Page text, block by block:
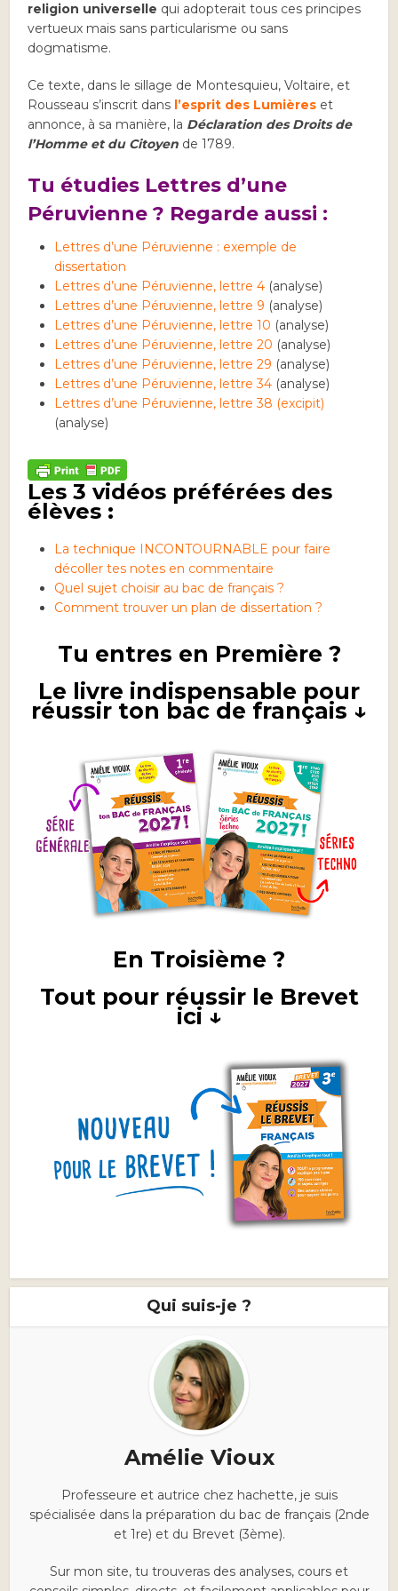
religion universelle qui adopterait tous ces principes
vertueux mais sans particularisme ou sans
dogmatisme.
Ce texte, dans le sillage de Montesquieu, Voltaire, et
Rousseau s’inscrit dans l’esprit des Lumières et
annonce, à sa manière, la Déclaration des Droits de
l’Homme et du Citoyen de 1789.
Tu étudies Lettres d’une
Péruvienne ? Regarde aussi :
Lettres d’une Péruvienne : exemple de
dissertation
Lettres d’une Péruvienne, lettre 4 (analyse)
Lettres d’une Péruvienne, lettre 9 (analyse)
Lettres d’une Péruvienne, lettre 10 (analyse)
Lettres d’une Péruvienne, lettre 20 (analyse)
Lettres d’une Péruvienne, lettre 29 (analyse)
Lettres d’une Péruvienne, lettre 34 (analyse)
Lettres d’une Péruvienne, lettre 38 (excipit)
(analyse)
Les 3 vidéos préférées des
élèves :
La technique INCONTOURNABLE pour faire
décoller tes notes en commentaire
Quel sujet choisir au bac de français ?
Comment trouver un plan de dissertation ?
Tu entres en Première ?
Le livre indispensable pour
réussir ton bac de français ↓
En Troisième ?
Tout pour réussir le Brevet
ici ↓
Qui suis-je ?
Amélie Vioux
Professeure et autrice chez hachette, je suis
spécialisée dans la préparation du bac de français (2nde
et 1re) et du Brevet (3ème).
Sur mon site, tu trouveras des analyses, cours et